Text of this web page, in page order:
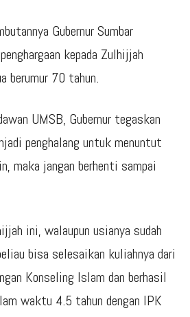
Gubernur Sumbar
kepada Zulhijjah
berumur 70 tahun.
UMSB, Gubernur tegaskan
penghalang untuk menuntut
maka jangan berhenti sampai
ini, walaupun usianya sudah
bisa selesaikan kuliahnya dari
Konseling Islam dan berhasil
waktu 4.5 tahun dengan IPK